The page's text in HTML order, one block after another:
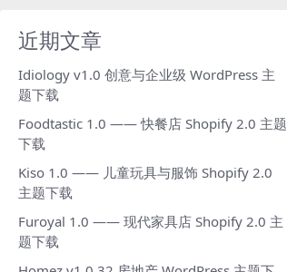
近期文章
Idiology v1.0 创意与企业级 WordPress 主
题下载
Foodtastic 1.0 —— 快餐店 Shopify 2.0 主题
下载
Kiso 1.0 —— 儿童玩具与服饰 Shopify 2.0
主题下载
Furoyal 1.0 —— 现代家具店 Shopify 2.0 主
题下载